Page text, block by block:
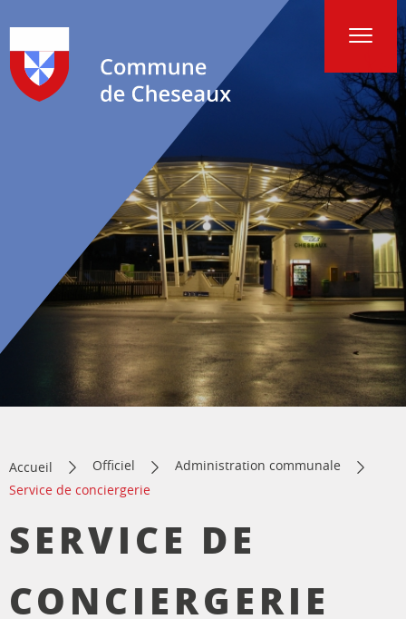
Accueil Officiel
Administration communale
Service de conciergerie
SERVICE DE
CONCIERGERIE